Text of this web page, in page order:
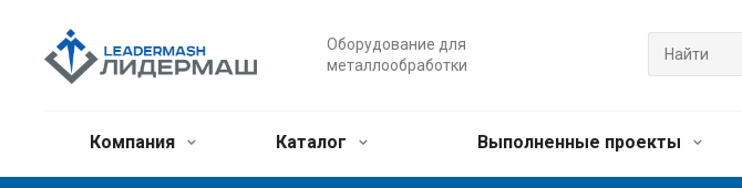
Оборудование для
металлообработки
Компания Каталог Выполненные проекты